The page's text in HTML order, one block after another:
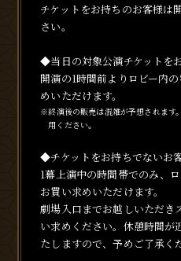
チケットをお持ちのお客様は
さい。
◆当日の対象公演チケットを
開演の1時間前よりロビー内
めいただけます。
※終演後の販売は混雑が予想されます
用ください。
◆チケットをお持ちでないお
1幕上演中の時間帯でのみ、
お買い求めいただけます。
劇場入口までお越しいただき
い求めください。休憩時間が
たしますので、予めご了承く